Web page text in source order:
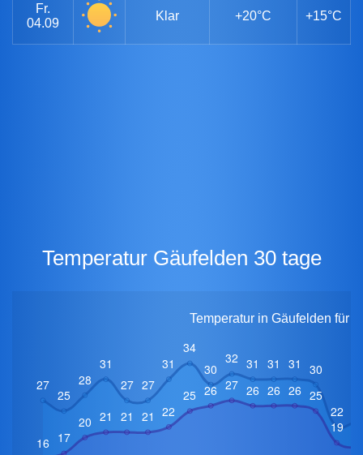
Fr.
04.09
Klar +20°C +15°C
Temperatur Gäufelden 30 tage
Temperatur in Gäufelden für